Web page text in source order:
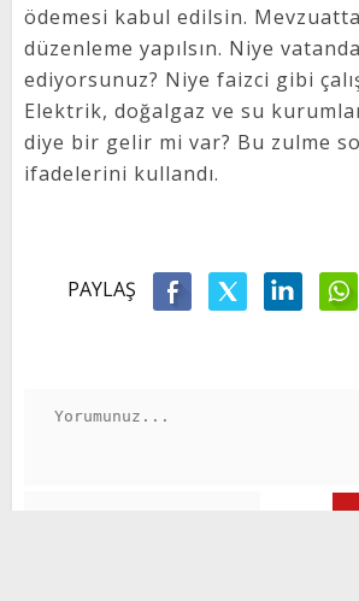
ödemesi kabul edilsin.
düzenleme yapılsın. Niye
ediyorsunuz? Niye faizci gibi
Elektrik, doğalgaz ve su
diye bir gelir mi var? Bu zulme
ifadelerini kullandı.
PAYLAŞ